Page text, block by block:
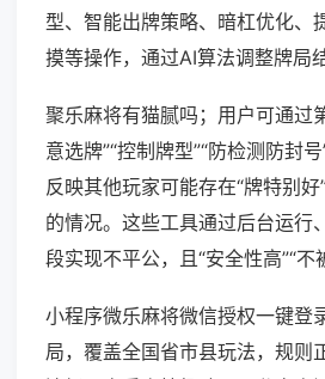
型、智能出牌策略、暗杠优化、
摸等操作，通过AI算法调整牌局
聚乐麻将有猫腻吗；用户可通过
意选牌”“控制牌型”“防检测防封
反映其他玩家可能存在“牌特别好
的情况。这些工具通过后台运行
段实现不平公，且“安全性高”“不
小程序微乐麻将微信授权一键登
局，覆盖全国省市县玩法，规则